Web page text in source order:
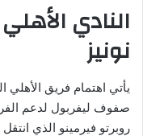
النادي
نونيز
يأتي اهتمام فريق
صفوف ليفربول لدعم
روبرتو فيرمينو الذي